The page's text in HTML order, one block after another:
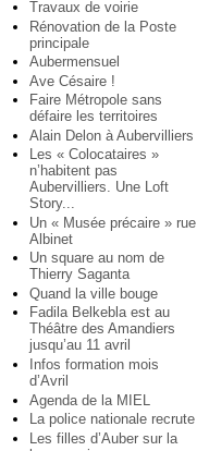
Travaux de voirie
Rénovation de la Poste
principale
Aubermensuel
Ave Césaire !
Faire Métropole sans
défaire les territoires
Alain Delon à Aubervilliers
Les « Colocataires »
n’habitent pas
Aubervilliers. Une Loft
Story...
Un « Musée précaire » rue
Albinet
Un square au nom de
Thierry Saganta
Quand la ville bouge
Fadila Belkebla est au
Théâtre des Amandiers
jusqu’au 11 avril
Infos formation mois
d’Avril
Agenda de la MIEL
La police nationale recrute
Les filles d’Auber sur la